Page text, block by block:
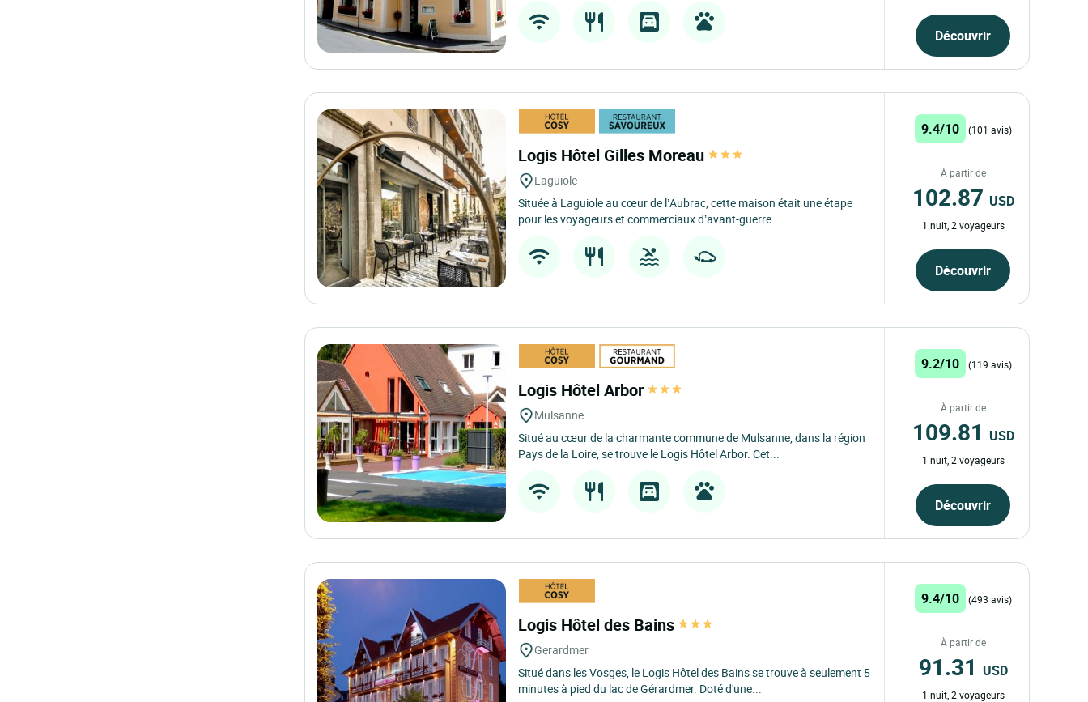
Découvrir
Logis Hôtel Gilles Moreau
Laguiole
Située à Laguiole au cœur de l’Aubrac, cette maison était une étape
pour les voyageurs et commerciaux d’avant-guerre....
9.4/10 (101 avis)
À partir de
102.87 USD
1 nuit, 2 voyageurs
Découvrir
Logis Hôtel Arbor
Mulsanne
Situé au cœur de la charmante commune de Mulsanne, dans la région
Pays de la Loire, se trouve le Logis Hôtel Arbor. Cet...
9.2/10 (119 avis)
À partir de
109.81 USD
1 nuit, 2 voyageurs
Découvrir
Logis Hôtel des Bains
Gerardmer
Situé dans les Vosges, le Logis Hôtel des Bains se trouve à seulement 5
minutes à pied du lac de Gérardmer. Doté d'une...
9.4/10 (493 avis)
À partir de
91.31 USD
1 nuit, 2 voyageurs